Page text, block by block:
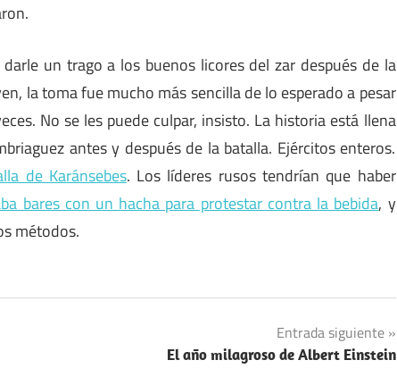
un trago a los buenos licores del zar después de la
la toma fue mucho más sencilla de lo esperado a pesar
No se les puede culpar, insisto. La historia está llena
antes y después de la batalla. Ejércitos enteros.
de Karánsebes. Los líderes rusos tendrían que haber
bares con un hacha para protestar contra la bebida, y
métodos.
Entrada siguiente
El año milagroso de Albert Einstein